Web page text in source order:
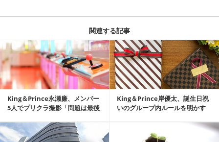
関連する記事
King＆Prince永瀬廉、メンバー
5人でプリクラ撮影「問題は最後
King＆Prince岸優太、誕生日祝
いのグループ内ルールを明かす
記事を読む
記事を読む